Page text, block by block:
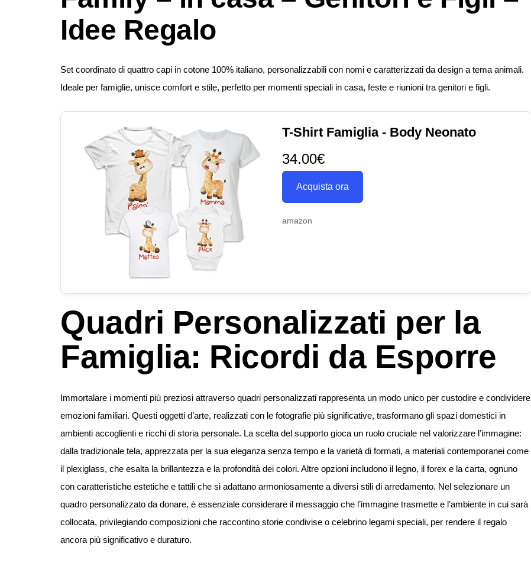
Idee Regalo
Set coordinato di quattro capi in cotone 100% italiano, personalizzabili con nomi e caratterizzati da design a tema animali.
Ideale per famiglie, unisce comfort e stile, perfetto per momenti speciali in casa, feste e riunioni tra genitori e figli.
T-Shirt Famiglia - Body Neonato
34.00€
Acquista ora
amazon
Quadri Personalizzati per la
Famiglia: Ricordi da Esporre
Immortalare i momenti più preziosi attraverso quadri personalizzati rappresenta un modo unico per custodire e condividere
emozioni familiari. Questi oggetti d’arte, realizzati con le fotografie più significative, trasformano gli spazi domestici in
ambienti accoglienti e ricchi di storia personale. La scelta del supporto gioca un ruolo cruciale nel valorizzare l’immagine:
dalla tradizionale tela, apprezzata per la sua eleganza senza tempo e la varietà di formati, a materiali contemporanei come
il plexiglass, che esalta la brillantezza e la profondità dei colori. Altre opzioni includono il legno, il forex e la carta, ognuno
con caratteristiche estetiche e tattili che si adattano armoniosamente a diversi stili di arredamento. Nel selezionare un
quadro personalizzato da donare, è essenziale considerare il messaggio che l’immagine trasmette e l’ambiente in cui sarà
collocata, privilegiando composizioni che raccontino storie condivise o celebrino legami speciali, per rendere il regalo
ancora più significativo e duraturo.